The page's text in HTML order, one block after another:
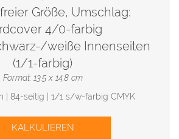
Größe, Umschlag:
4/0-farbig
weiße Innenseiten
(1/1-farbig)
Format: 13.5 x 14.8 cm
| 84-seitig | 1/1 s/w-farbig CMYK
KALKULIEREN